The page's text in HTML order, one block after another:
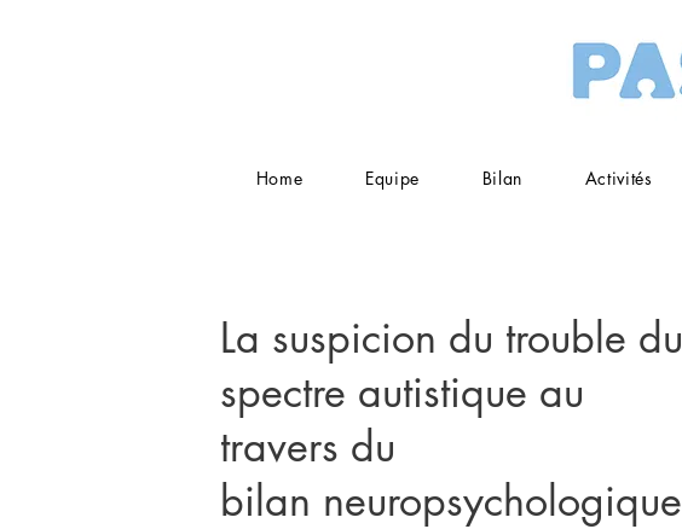
Home Equipe Bilan Activités
La suspicion du trouble du
spectre autistique au
travers du
bilan neuropsychologique